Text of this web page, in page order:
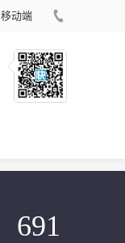
移动端
691